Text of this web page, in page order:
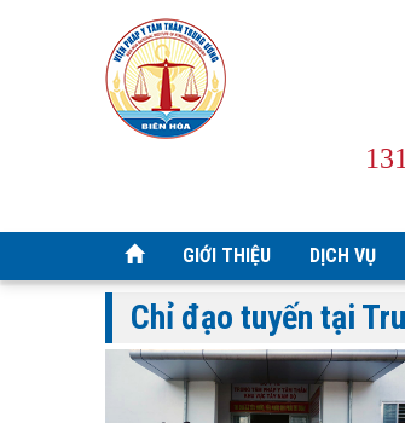
GIỚI THIỆU DỊCH VỤ
Chỉ đạo tuyến tại